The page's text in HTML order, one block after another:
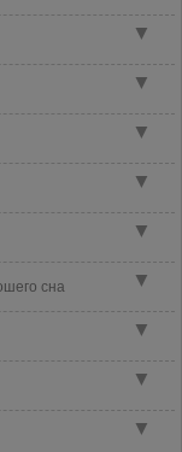
▼
▼
▼
▼
▼
▼
сна
▼
▼
▼